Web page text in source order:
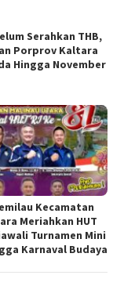
Serahkan THB,
Porprov Kaltara
Hingga November
Kecamatan
Meriahkan HUT
Turnamen Mini
Karnaval Budaya